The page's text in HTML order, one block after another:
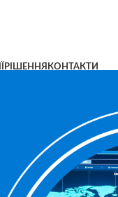
РІШЕННЯ КОНТАКТИ